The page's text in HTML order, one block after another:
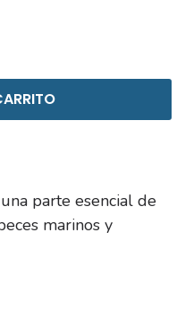
parte esencial de
marinos y